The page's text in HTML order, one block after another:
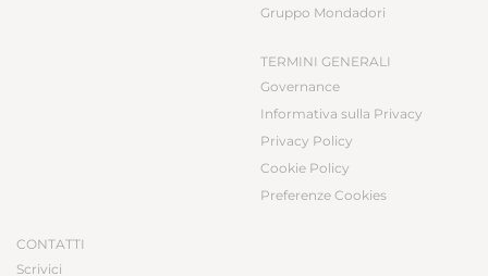
Gruppo Mondadori
TERMINI GENERALI
Governance
Informativa sulla Privacy
Privacy Policy
Cookie Policy
Preferenze Cookies
CONTATTI
Scrivici